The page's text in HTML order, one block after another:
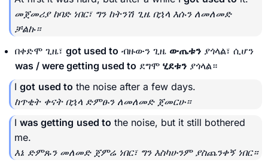
መጀመሪያ ከባድ ነበር፣ ግን ከትንሽ ጊዜ በኋላ እሱን ለመለመድ
ቻልኩ።
በቀድሞ ጊዜ፣ got used to ብዙውን ጊዜ ውጤቱን ያጎላል፣ ሲሆን
was / were getting used to ደግሞ ሂደቱን ያጎላል።
I got used to the noise after a few days.
ከጥቂት ቀናት በኋላ ድምፁን ለመለመድ ጀመርሁ።
I was getting used to the noise, but it still bothered
me.
እኔ ድምጹን መለመድ ጀምሬ ነበር፣ ግን እስካሁንም ያስጨንቀኝ ነበር።